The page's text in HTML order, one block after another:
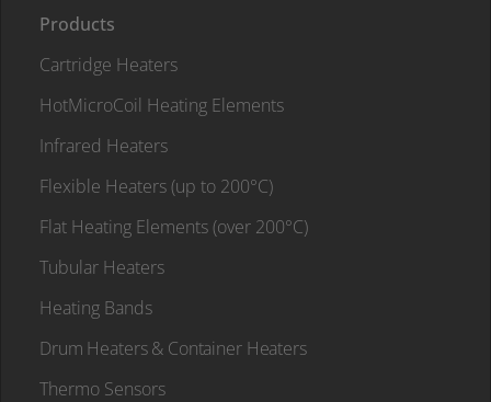
Products
Cartridge Heaters
HotMicroCoil Heating Elements
Infrared Heaters
Flexible Heaters (up to 200°C)
Flat Heating Elements (over 200°C)
Tubular Heaters
Heating Bands
Drum Heaters & Container Heaters
Thermo Sensors